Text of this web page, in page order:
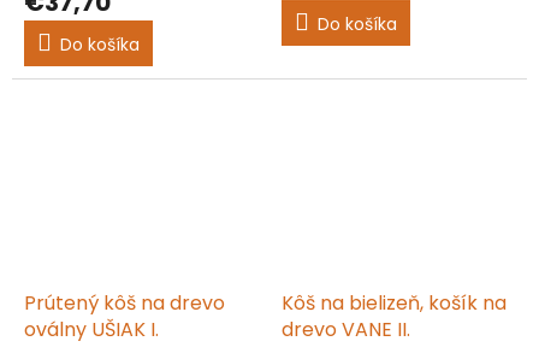
Do košíka
5,0
5
Do košíka
Prútený kôš na drevo
oválny UŠIAK I.
Kôš na bielizeň, košík na
drevo VANE II.